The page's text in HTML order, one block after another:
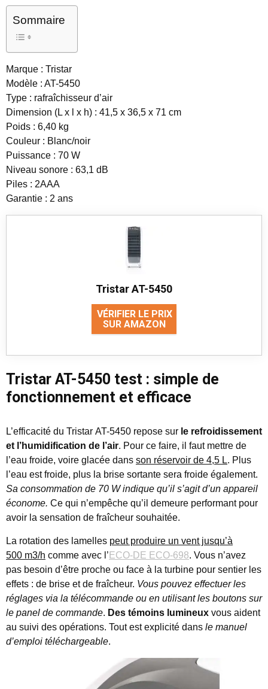
Sommaire
Marque : Tristar
Modèle : AT-5450
Type : rafraîchisseur d’air
Dimension (L x l x h) : 41,5 x 36,5 x 71 cm
Poids : 6,40 kg
Couleur : Blanc/noir
Puissance : 70 W
Niveau sonore : 63,1 dB
Piles : 2AAA
Garantie : 2 ans
Tristar AT-5450
VÉRIFIER LE PRIX
SUR AMAZON
Tristar AT-5450 test : simple de
fonctionnement et efficace
L’efficacité du Tristar AT-5450 repose sur le refroidissement
et l’humidification de l’air. Pour ce faire, il faut mettre de
l’eau froide, voire glacée dans son réservoir de 4,5 L. Plus
l’eau est froide, plus la brise sortante sera froide également.
Sa consommation de 70 W indique qu’il s’agit d’un appareil
économe. Ce qui n’empêche qu’il demeure performant pour
avoir la sensation de fraîcheur souhaitée.
La rotation des lamelles peut produire un vent jusqu’à
500 m3/h comme avec l’ ECO-DE ECO-698. Vous n’avez
pas besoin d’être proche ou face à la turbine pour sentier les
effets : de brise et de fraîcheur. Vous pouvez effectuer les
réglages via la télécommande ou en utilisant les boutons sur
le panel de commande. Des témoins lumineux vous aident
au suivi des opérations. Tout est explicité dans le manuel
d’emploi téléchargeable.